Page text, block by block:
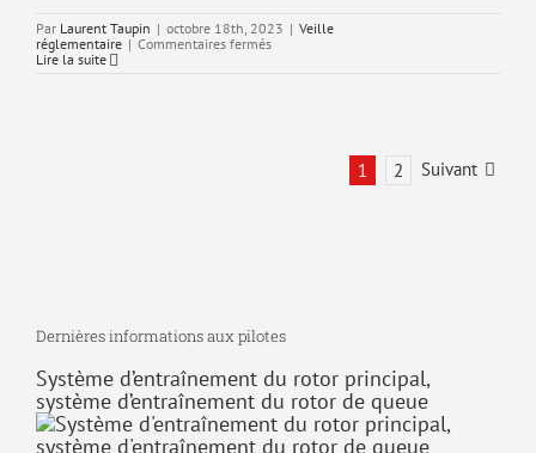
Par Laurent Taupin | octobre 18th, 2023 | Veille
réglementaire | Commentaires ferméssur
Lire la suite
1 2 Suivant
Dernières informations aux pilotes
Système d’entraînement du rotor principal,
système d’entraînement du rotor de queue